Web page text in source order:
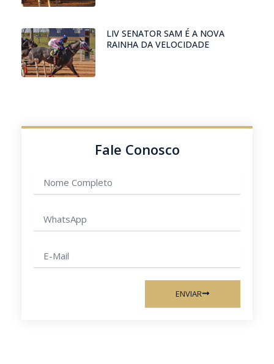
LIV SENATOR SAM É A NOVA
RAINHA DA VELOCIDADE
Fale Conosco
completo
mail
ENVIAR